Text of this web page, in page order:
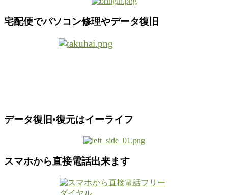
宅配便でパソコン修理やデータ復旧
データ復旧•復元はイーライフ
スマホから直接電話出来ます